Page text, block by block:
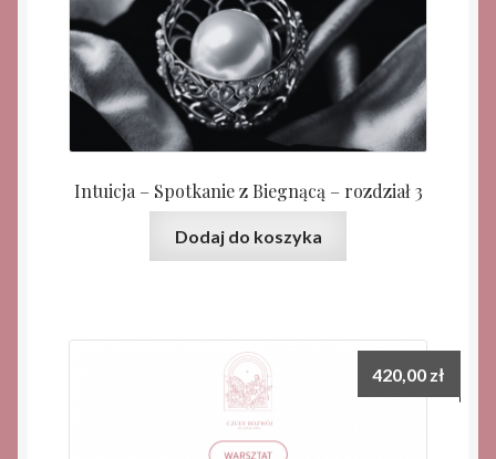
Intuicja – Spotkanie z Biegnącą – rozdział 3
Dodaj do koszyka
420,00 zł